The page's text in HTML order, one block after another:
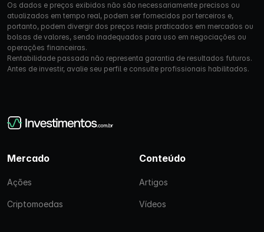
Os dados e preços exibidos não são necessariamente precisos ou
atualizados em tempo real, podem ser fornecidos por terceiros e,
portanto, podem divergir dos preços reais praticados em mercados ou
bolsas de valores, sendo inadequados para uso em negociações ou
operações financeiras.
Rentabilidade passada não representa garantia de resultados futuros.
Antes de investir, avalie seu perfil e consulte profissionais habilitados.
Mercado
Ações
Criptomoedas
Conteúdo
Artigos
Vídeos